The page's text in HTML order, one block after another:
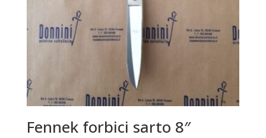
Fennek forbici sarto 8″